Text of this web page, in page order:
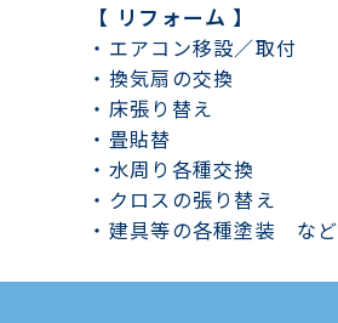
【 リフォーム 】
・エアコン移設／取付
・換気扇の交換
・床張り替え
・畳貼替
・水周り各種交換
・クロスの張り替え
・建具等の各種塗装 など